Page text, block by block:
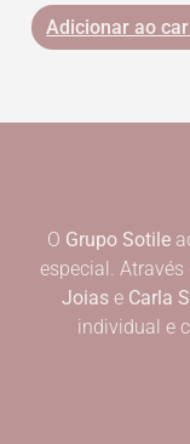
Adicionar ao
O Grupo Sotile
especial.
Joias e Carla
individual e